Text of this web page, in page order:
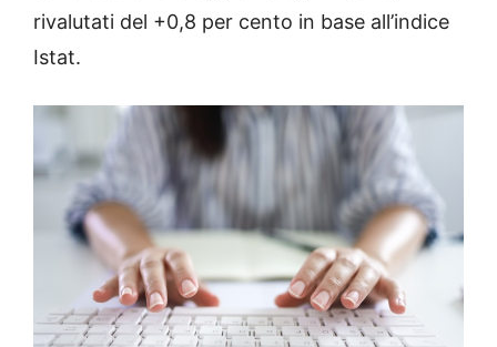
rivalutati del +0,8 per cento in base all’indice
Istat.